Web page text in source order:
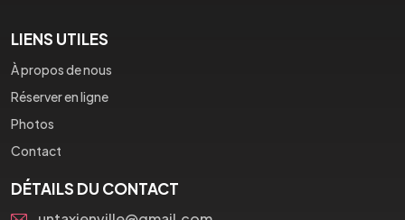
LIENS UTILES
À propos de nous
Réserver en ligne
Photos
Contact
DÉTAILS DU CONTACT